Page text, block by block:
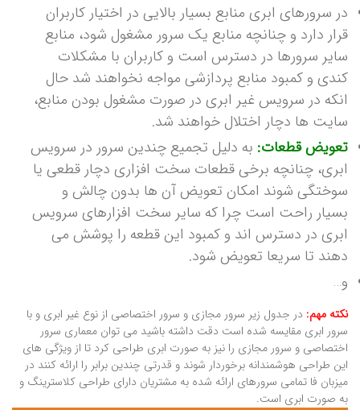
در سرورهای ابری منابع بسیار بالایی در اختیار کاربران
قرار دارد و چنانچه منابع یک سرور مشغول شود، منابع
سایر سرورها در دسترس است و کاربران با مشکلات
کندی و کمبود منابع پردازشی مواجه نخواهند شد حال
انکه در سرویس غیر ابری در صورت مشغول بودن منابع،
سایت ها دچار اختلال خواهند شد.
تعویض قطعات: به دلیل تجمیع چندین سرور در سرویس
ابری، چنانچه برخی قطعات سخت افزاری دچار قطعی یا
سوختگی شوند امکان تعویض آن ها بدون چالش و
بسیار راحت است چرا که سایر سخت افزارهای سرویس
ابری در دسترس اند و کمبود این قطعه را پوشش می
دهند تا سریعا تعویض شود.
و…
نکته مهم: در جدول زیر سرور مجازی و سرور اختصاصی از نوع غیر ابری و با
سرور ابری مقایسه شده است دقت داشته باشید می توان معماری سرور
اختصاصی و سرور مجازی را نیز به صورت ابری طراحی کرد تا از ویژگی های
این طراحی هوشمندانه برخوردار شوند و قدرتی چندین برابر را ارائه کنند در
میزبان فا تمامی سرورهای ارائه شده به مشتریان دارای طراحی کلاسترینگ و
به صورت ابری است.